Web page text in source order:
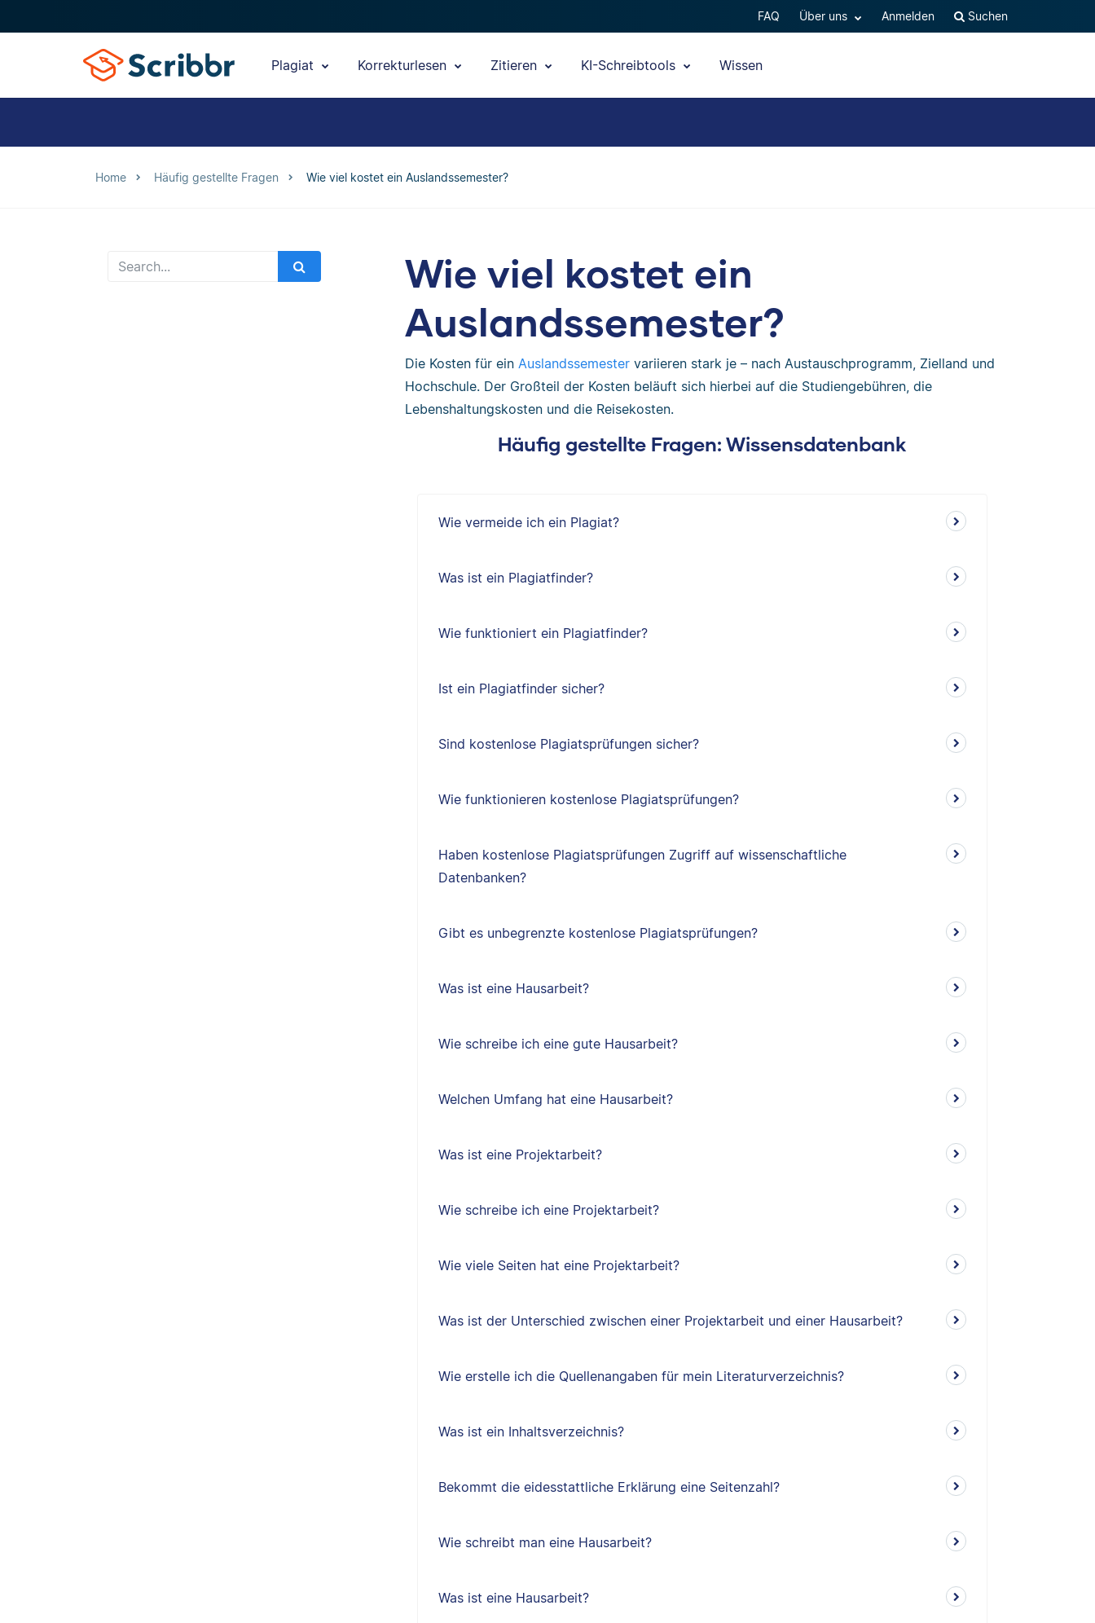
FAQ Über uns Anmelden Suchen
Plagiat Korrekturlesen Zitieren KI-Schreibtools Wissen
Home Häufig gestellte Fragen Wie viel kostet ein Auslandssemester?
Wie viel kostet ein
Auslandssemester?
Die Kosten für ein Auslandssemestervariieren stark je – nach Austauschprogramm, Zielland und
Hochschule. Der Großteil der Kosten beläuft sich hierbei auf die Studiengebühren, die
Lebenshaltungskosten und die Reisekosten.
Häufig gestellte Fragen: Wissensdatenbank
Wie vermeide ich ein Plagiat?
Was ist ein Plagiatfinder?
Wie funktioniert ein Plagiatfinder?
Ist ein Plagiatfinder sicher?
Sind kostenlose Plagiatsprüfungen sicher?
Wie funktionieren kostenlose Plagiatsprüfungen?
Haben kostenlose Plagiatsprüfungen Zugriff auf wissenschaftliche
Datenbanken?
Gibt es unbegrenzte kostenlose Plagiatsprüfungen?
Was ist eine Hausarbeit?
Wie schreibe ich eine gute Hausarbeit?
Welchen Umfang hat eine Hausarbeit?
Was ist eine Projektarbeit?
Wie schreibe ich eine Projektarbeit?
Wie viele Seiten hat eine Projektarbeit?
Was ist der Unterschied zwischen einer Projektarbeit und einer Hausarbeit?
Wie erstelle ich die Quellenangaben für mein Literaturverzeichnis?
Was ist ein Inhaltsverzeichnis?
Bekommt die eidesstattliche Erklärung eine Seitenzahl?
Wie schreibt man eine Hausarbeit?
Was ist eine Hausarbeit?